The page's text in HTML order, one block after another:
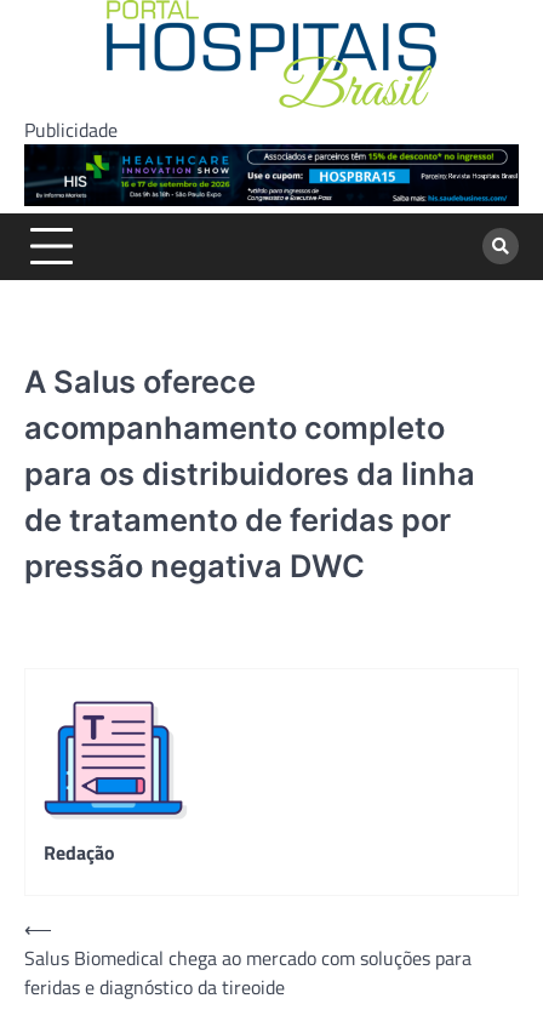
Publicidade
A Salus oferece
acompanhamento completo
para os distribuidores da linha
de tratamento de feridas por
pressão negativa DWC
Redação
Navegação
de
Post
⟵
Salus Biomedical chega ao mercado com soluções para
feridas e diagnóstico da tireoide